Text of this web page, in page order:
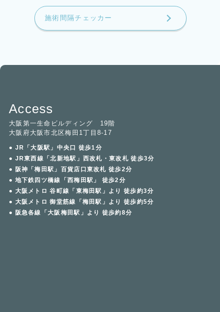
施術間隔チェッカー
Access
大阪第一生命ビルディング 19階
大阪府大阪市北区梅田1丁目8-17
● JR「大阪駅」中央口 徒歩1分
● JR東西線「北新地駅」西改札・東改札 徒歩3分
● 阪神「梅田駅」百貨店口東改札 徒歩2分
● 地下鉄四ツ橋線「西梅田駅」 徒歩2分
● 大阪メトロ 谷町線「東梅田駅」より 徒歩約3分
● 大阪メトロ 御堂筋線「梅田駅」より 徒歩約5分
● 阪急各線「大阪梅田駅」より 徒歩約8分